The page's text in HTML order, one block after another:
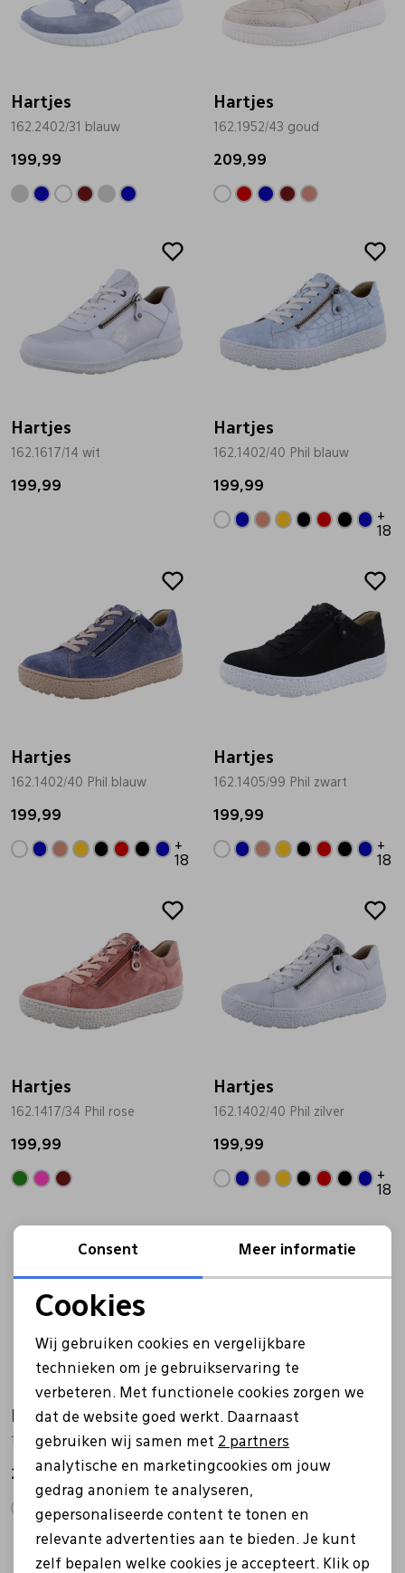
Hartjes
162.2402/31 blauw
199,99
Hartjes
162.1952/43 goud
209,99
Hartjes
162.1617/14 wit
199,99
Hartjes
162.1402/40 Phil blauw
199,99
+
18
Hartjes
162.1402/40 Phil blauw
199,99
+
18
Hartjes
162.1405/99 Phil zwart
199,99
+
18
Hartjes
162.1417/34 Phil rose
199,99
Hartjes
162.1402/40 Phil zilver
199,99
+
18
Hartjes
162.1709/20 Soul beige
209,99
Hartjes
162.1604/99 Rap blauw
199,99
Noodzakelijke cookies
Analytische cookies
Marketing cookies
Consent Meer informatie
Cookies
Wij gebruiken cookies en vergelijkbare
technieken om je gebruikservaring te
verbeteren. Met functionele cookies zorgen we
dat de website goed werkt. Daarnaast
gebruiken wij samen met 2 partners
analytische en marketingcookies om jouw
gedrag anoniem te analyseren,
gepersonaliseerde content te tonen en
relevante advertenties aan te bieden. Je kunt
zelf bepalen welke cookies je accepteert. Klik op